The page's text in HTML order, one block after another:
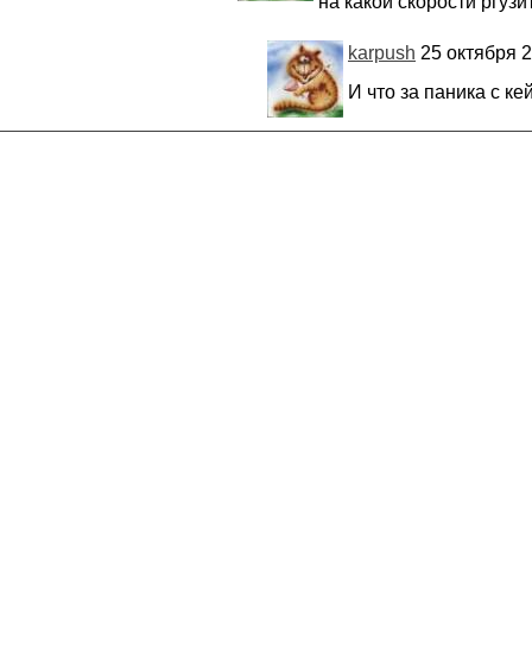
karpush 25 октября
И что за паника с